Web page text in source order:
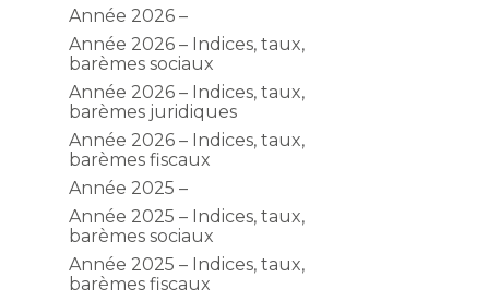
Année 2026 –
Année 2026 – Indices, taux,
barèmes sociaux
Année 2026 – Indices, taux,
barèmes juridiques
Année 2026 – Indices, taux,
barèmes fiscaux
Année 2025 –
Année 2025 – Indices, taux,
barèmes sociaux
Année 2025 – Indices, taux,
barèmes fiscaux